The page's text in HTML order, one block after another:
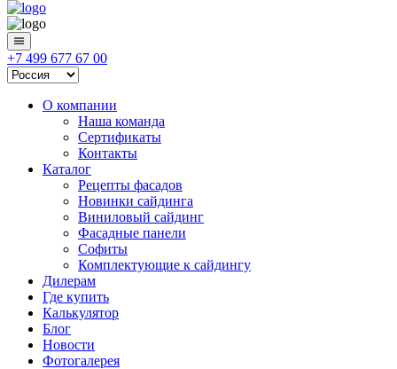
+7 499 677 67 00
О компании
Наша команда
Сертификаты
Контакты
Каталог
Рецепты фасадов
Новинки сайдинга
Виниловый сайдинг
Фасадные панели
Софиты
Комплектующие к сайдингу
Дилерам
Где купить
Калькулятор
Блог
Новости
Фотогалерея